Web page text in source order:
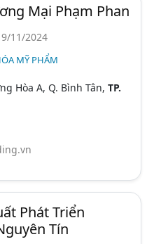
Mại Phạm Phan
11/2024
MỸ PHẨM
Hòa A, Q. Bình Tân,TP.
Phát Triển
Tín